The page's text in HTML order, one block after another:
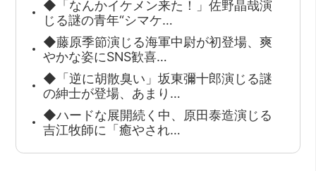
◆「なんかイケメン来た！」佐野晶哉演
じる謎の青年“シマケ…
◆藤原季節演じる海軍中尉が初登場、爽
やかな姿にSNS歓喜…
◆「逆に胡散臭い」坂東彌十郎演じる謎
の紳士が登場、あまり…
◆ハードな展開続く中、原田泰造演じる
吉江牧師に「癒やされ…